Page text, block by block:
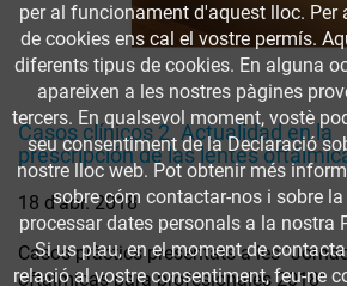
Casos clínicos 2. Actualidad en la
prescripción de las lentes
18 d’abr. 2018
Casos pràctics presentats a les
oftálmicas para profesionales 2018"
per al funcionament d'aquest lloc. Per
de cookies ens cal el vostre permís.
diferents tipus de cookies. En alguna
apareixen a les nostres pàgines
tercers. En qualsevol moment, vostè
seu consentiment de la Declaració
nostre lloc web. Pot obtenir més
sobre cóm contactar-nos i sobre
processar dates personals a la nostra
Si us plau, en el moment de
relació al vostre consentiment, feu-ne